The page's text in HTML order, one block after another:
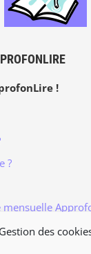
Gestion des
!
?
mensuelle